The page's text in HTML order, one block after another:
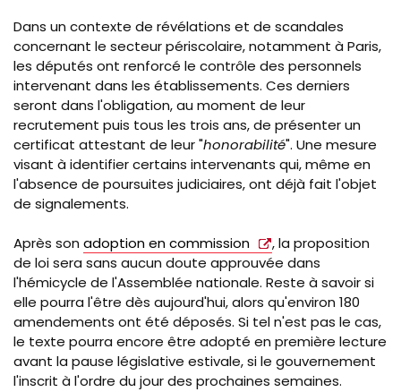
Dans un contexte de révélations et de scandales
concernant le secteur périscolaire, notamment à Paris,
les députés ont renforcé le contrôle des personnels
intervenant dans les établissements. Ces derniers
seront dans l'obligation, au moment de leur
recrutement puis tous les trois ans, de présenter un
certificat attestant de leur "honorabilité". Une mesure
visant à identifier certains intervenants qui, même en
l'absence de poursuites judiciaires, ont déjà fait l'objet
de signalements.
Après son adoption en commission
, la proposition
de loi sera sans aucun doute approuvée dans
l'hémicycle de l'Assemblée nationale. Reste à savoir si
elle pourra l'être dès aujourd'hui, alors qu'environ 180
amendements ont été déposés. Si tel n'est pas le cas,
le texte pourra encore être adopté en première lecture
avant la pause législative estivale, si le gouvernement
l'inscrit à l'ordre du jour des prochaines semaines.